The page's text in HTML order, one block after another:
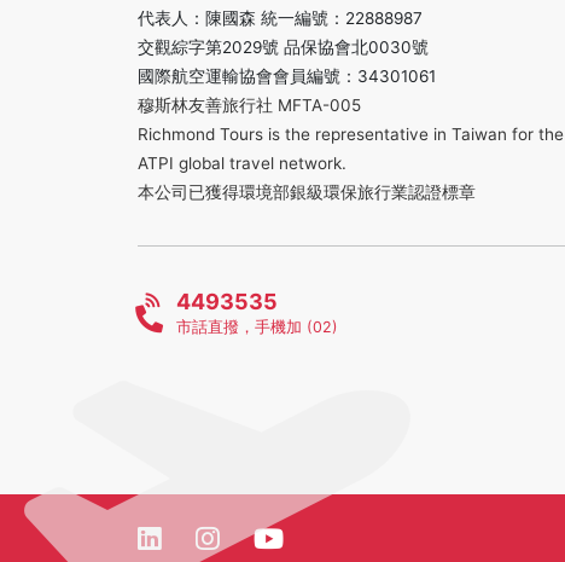
代表人：陳國森 統一編號：22888987
交觀綜字第2029號 品保協會北0030號
國際航空運輸協會會員編號：34301061
穆斯林友善旅行社 MFTA-005
Richmond Tours is the representative in Taiwan for the
ATPI global travel network.
本公司已獲得環境部銀級環保旅行業認證標章
4493535
市話直撥，手機加 (02)